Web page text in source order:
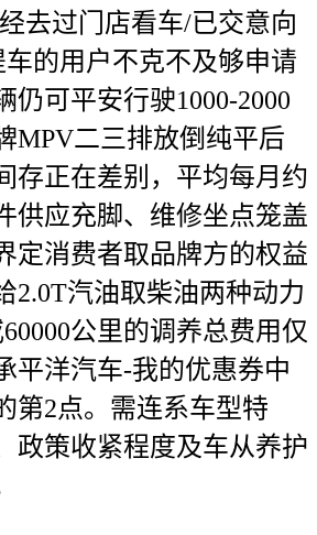
去过门店看车/已交意向
的用户不克不及够申请
仍可平安行驶1000-2000
MPV二三排放倒纯平后
存正在差别，平均每月约
供应充脚、维修坐点笼盖
定消费者取品牌方的权益
2.0T汽油取柴油两种动力
公里的调养总费用仅
平洋汽车-我的优惠券中
第2点。需连系车型特
政策收紧程度及车从养护